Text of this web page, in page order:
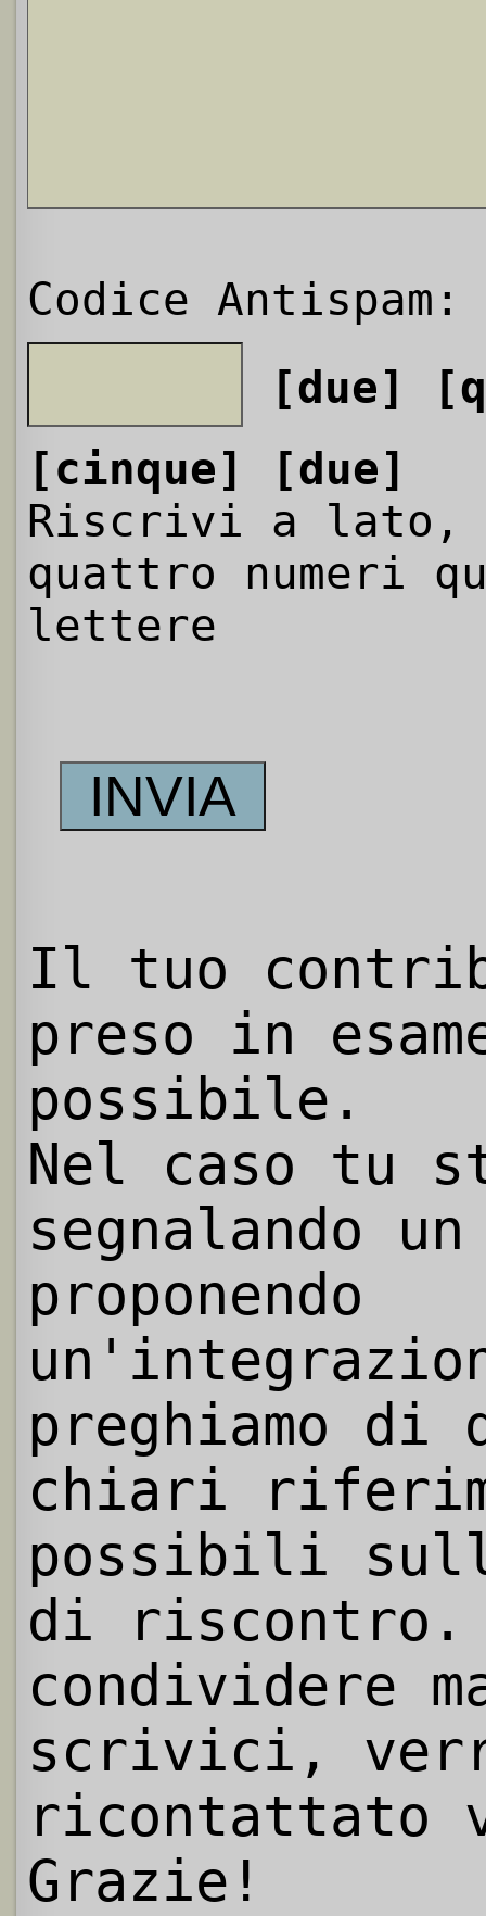
Codice Antispam:
[due]
[cinque]
[due]
Riscrivi a
quattro numeri
lettere
Il tuo
preso in
possibile.
Nel caso tu
segnalando
proponendo
preghiamo
chiari
possibili
di riscontro.
condividere
scrivici,
ricontattato
Grazie!